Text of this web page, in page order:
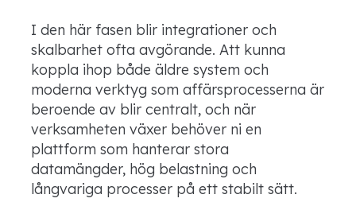
I den här fasen blir integrationer och
skalbarhet ofta avgörande. Att kunna
koppla ihop både äldre system och
moderna verktyg som affärsprocesserna är
beroende av blir centralt, och när
verksamheten växer behöver ni en
plattform som hanterar stora
datamängder, hög belastning och
långvariga processer på ett stabilt sätt.